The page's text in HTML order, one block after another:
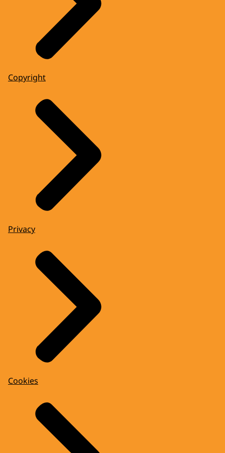
Copyright
Privacy
Cookies